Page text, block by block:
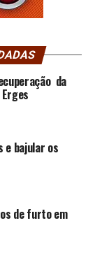
da
e bajular os
de furto em